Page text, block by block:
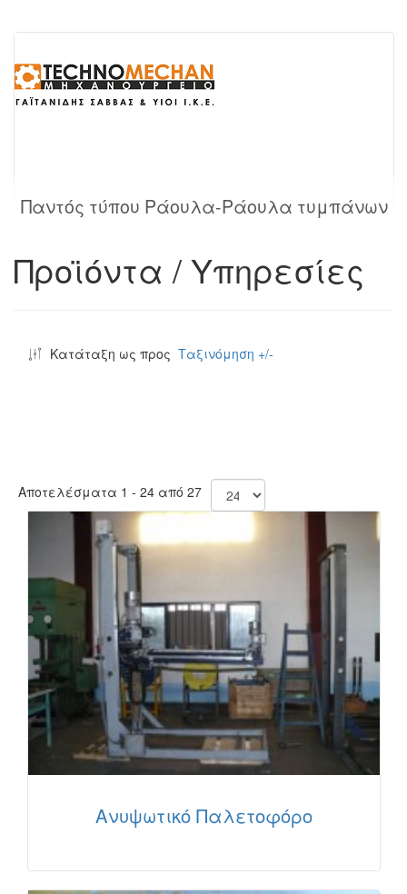
Παντός τύπου Ράουλα-Ράουλα τυμπάνων
Προϊόντα / Υπηρεσίες
Κατάταξη ως προς Ταξινόμηση +/-
Αποτελέσματα 1 - 24 από 27
Ανυψωτικό Παλετοφόρο